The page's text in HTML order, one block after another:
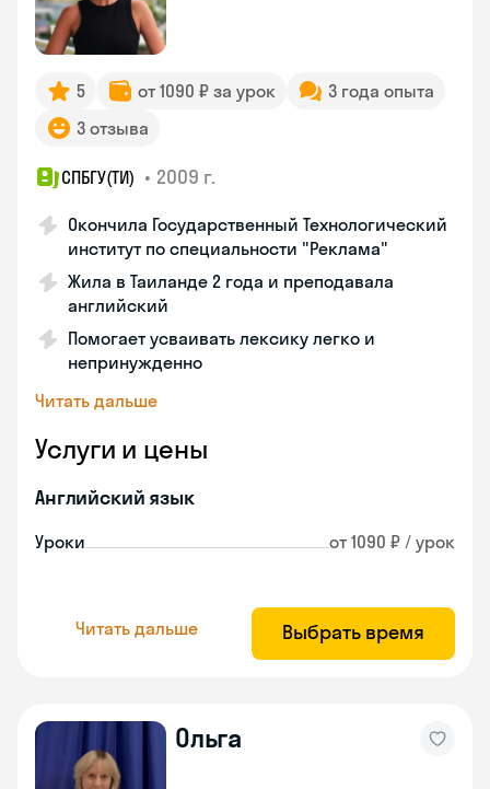
5 от 1090 ₽ за урок
3 года опыта
3 отзыва
СПБГУ(ТИ) • 2009 г.
Окончила Государственный Технологический
институт по специальности "Реклама"
Жила в Таиланде 2 года и преподавала
английский
Помогает усваивать лексику легко и
непринужденно
Читать дальше
Услуги и цены
Английский язык
Уроки от 1090 ₽ / урок
Читать дальше Выбрать время
Ольга